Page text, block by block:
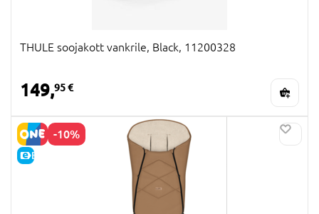
THULE soojakott vankrile, Black, 11200328
149,95 €
-10%
E-HIND